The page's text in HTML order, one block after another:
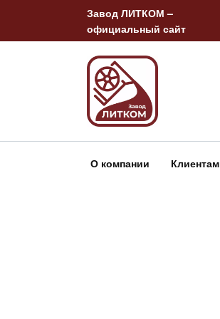
содержанию
Завод ЛИТКОМ –
официальный сайт
О компании Клиентам